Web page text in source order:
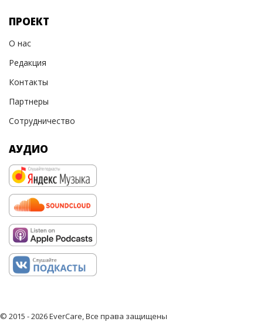
ПРОЕКТ
О нас
Редакция
Контакты
Партнеры
Сотрудничество
АУДИО
© 2015 - 2026 EverCare, Все права защищены